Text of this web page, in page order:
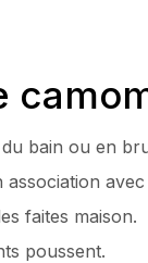
bain ou en
faites maison.
poussent.